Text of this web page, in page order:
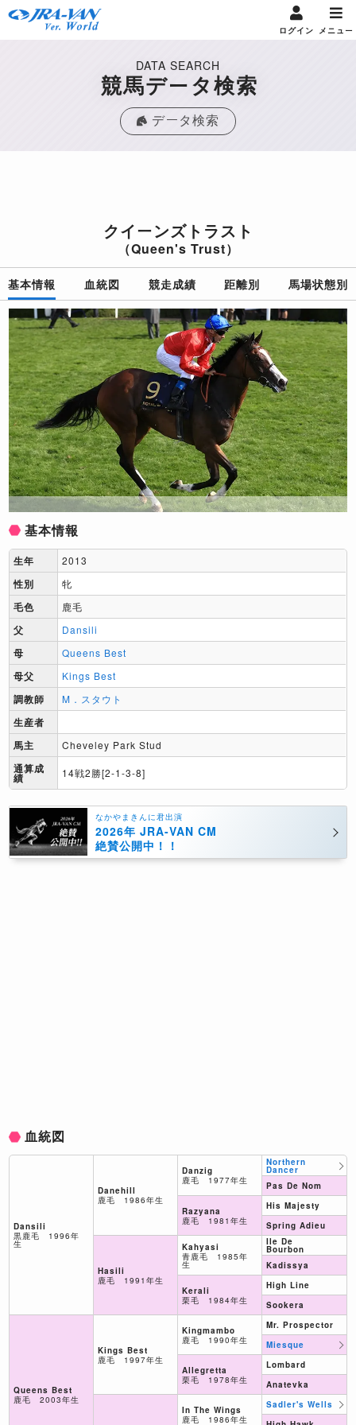
ログイン メニュー
DATA SEARCH
競馬データ検索
データ検索
クイーンズトラスト
（Queen's Trust）
基本情報 血統図 競走成績 距離別 馬場状態別
基本情報
生年 2013
性別 牝
毛色 鹿毛
父 Dansili
母 Queens Best
母父 Kings Best
調教師 M．スタウト
生産者
馬主
Cheveley Park Stud
通算成
績 14戦2勝[2-1-3-8]
なかやまきんに君出演
2026年 JRA-VAN CM
絶賛公開中！！
血統図
Dansili
黒鹿毛 1996年
生
Queens Best
鹿毛 2003年生
Danehill
鹿毛 1986年生
Hasili
鹿毛 1991年生
Kings Best
鹿毛 1997年生
Danzig
鹿毛 1977年生
Razyana
鹿毛 1981年生
Kahyasi
青鹿毛 1985年
生
Kerali
栗毛 1984年生
Kingmambo
鹿毛 1990年生
Allegretta
栗毛 1978年生
In The Wings
鹿毛 1986年生
Northern
Dancer
Pas De Nom
His Majesty
Spring Adieu
Ile De
Bourbon
Kadissya
High Line
Sookera
Mr. Prospector
Miesque
Lombard
Anatevka
Sadler's Wells